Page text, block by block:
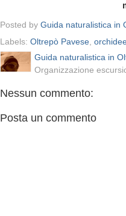
Posted by Guida naturalistica in
Labels: Oltrepò Pavese
Guida naturalistica in
Organizzazione
Nessun commento:
Posta un commento